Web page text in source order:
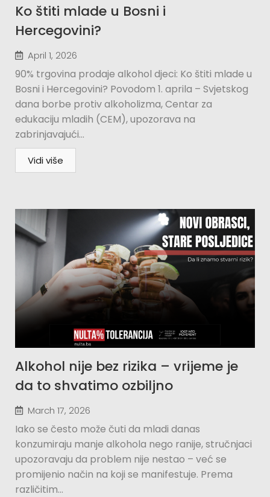
Ko štiti mlade u Bosni i
Hercegovini?​
April 1, 2026
90% trgovina prodaje alkohol djeci: Ko štiti mlade u
Bosni i Hercegovini? Povodom 1. aprila – Svjetskog
dana borbe protiv alkoholizma, Centar za
edukaciju mladih (CEM), upozorava na
zabrinjavajući...
Vidi više
Alkohol nije bez rizika – vrijeme je
da to shvatimo ozbiljno
March 17, 2026
Iako se često može čuti da mladi danas
konzumiraju manje alkohola nego ranije, stručnjaci
upozoravaju da problem nije nestao – već se
promijenio način na koji se manifestuje. Prema
različitim...